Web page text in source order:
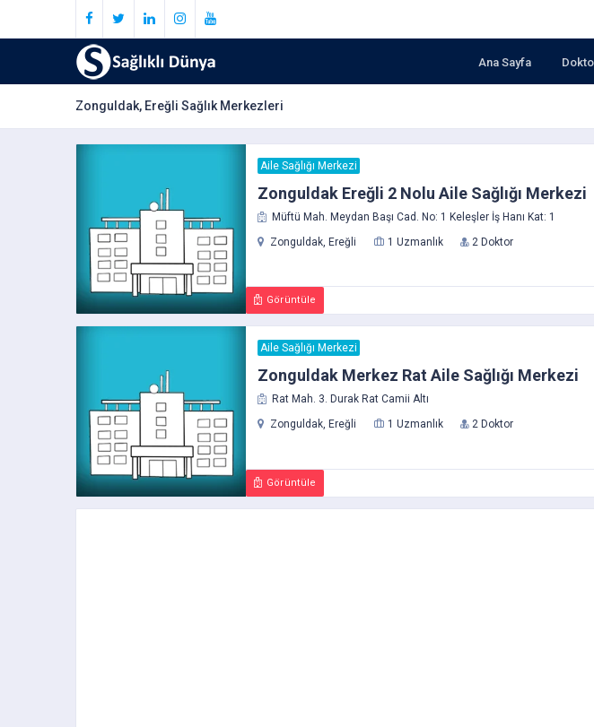
Ana Sayfa
Zonguldak, Ereğli Sağlık Merkezleri
Aile Sağlığı Merkezi
Zonguldak Ereğli 2 Nolu Aile Sağlığı Merkezi
Müftü Mah. Meydan Başı Cad. No: 1 Keleşler İş Hanı Kat: 1
Zonguldak, Ereğli
1 Uzmanlık 2 Doktor
Görüntüle
Aile Sağlığı Merkezi
Zonguldak Merkez Rat Aile Sağlığı Merkezi
Rat Mah. 3. Durak Rat Camii Altı
Zonguldak, Ereğli
1 Uzmanlık 2 Doktor
Görüntüle